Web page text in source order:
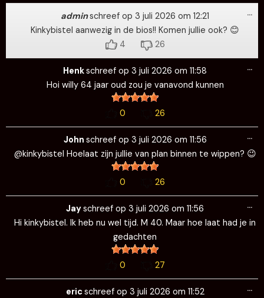
adminschreef op 3 juli 2026 om 12:21
Kinkybistel aanwezig in de bios!! Komen jullie ook? 😊
4
26
…
Henkschreef op 3 juli 2026 om 11:58
Hoi willy 64 jaar oud zou je vanavond kunnen
0 26
…
John schreef op 3 juli 2026 om 11:56
@kinkybistel Hoelaat zijn jullie van plan binnen te wippen? 😉
0 26
…
Jayschreef op 3 juli 2026 om 11:56
Hi kinkybistel. Ik heb nu wel tijd. M 40. Maar hoe laat had je in
gedachten
0 27
…
ericschreef op 3 juli 2026 om 11:52
…